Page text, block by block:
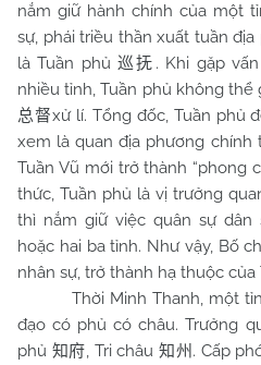
nắm giữ hành chính của một
sự, phái triều thần xuất tuần
là Tuần phủ巡抚 . Khi gặp
nhiều tỉnh, Tuần phủ không thể
总督xử lí. Tổng đốc, Tuần phủ
xem là quan địa phương chính
Tuần Vũ mới trở thành “phong
thức, Tuần phủ là vị trưởng
thì nắm giữ việc quân sự
hoặc hai ba tỉnh. Như vậy, Bố
nhân sự, trở thành hạ thuộc của
Thời Minh Thanh, một tỉnh
đạo có phủ có châu. Trưởng
phủ 知府, Tri châu 知州 . Cấp